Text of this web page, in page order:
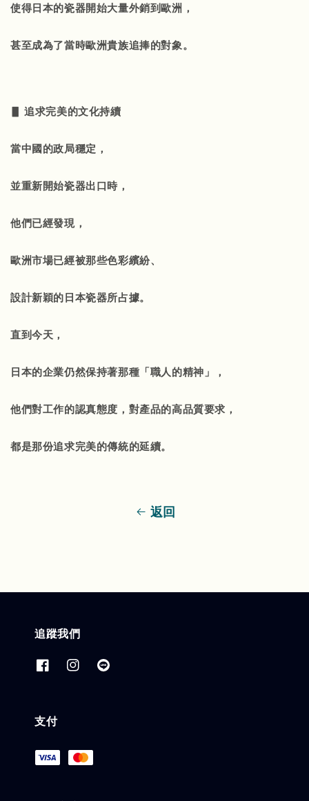
使得日本的瓷器開始大量外銷到歐洲，
甚至成為了當時歐洲貴族追捧的對象。
▋ 追求完美的文化持續
當中國的政局穩定，
並重新開始瓷器出口時，
他們已經發現，
歐洲市場已經被那些色彩繽紛、
設計新穎的日本瓷器所占據。
直到今天，
日本的企業仍然保持著那種「職人的精神」，
他們對工作的認真態度，對產品的高品質要求，
都是那份追求完美的傳統的延續。
返回
追蹤我們
支付